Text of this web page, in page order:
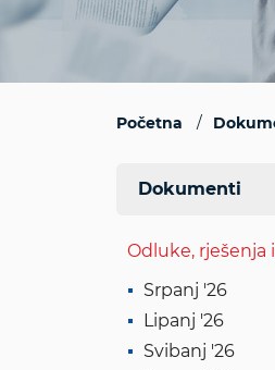
Početna
Dokumenti
Odluke, rješenja
Srpanj '26
Lipanj '26
Svibanj '26